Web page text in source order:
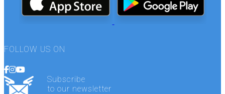
FOLLOW US ON
Subscribe
to our newsletter